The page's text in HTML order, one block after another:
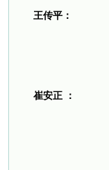
王传平：
崔安正 ：